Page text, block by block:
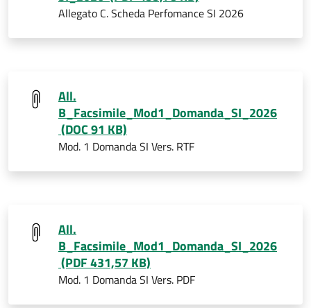
Allegato C. Scheda Perfomance SI 2026
All.
B_Facsimile_Mod1_Domanda_SI_2026
(DOC 91 KB)
Mod. 1 Domanda SI Vers. RTF
All.
B_Facsimile_Mod1_Domanda_SI_2026
(PDF 431,57 KB)
Mod. 1 Domanda SI Vers. PDF